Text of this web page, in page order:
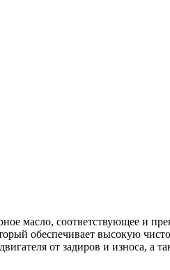
соответствующее и
обеспечивает высокую
от задиров и износа, а